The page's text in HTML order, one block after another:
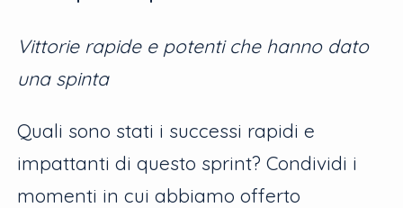
Vittorie rapide e potenti che hanno dato
una spinta
Quali sono stati i successi rapidi e
impattanti di questo sprint? Condividi i
momenti in cui abbiamo offerto